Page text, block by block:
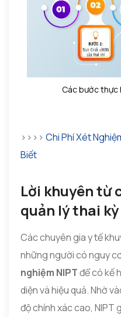
Các bước thực
>>>> Chi Phí Xét
Biết
Lời khuyên từ
quản lý thai
Các chuyên gia y tế
những người có nguy
nghiệm NIPTđể có kế
diện và hiệu quả. Nhờ
độ chính xác cao, NIPT